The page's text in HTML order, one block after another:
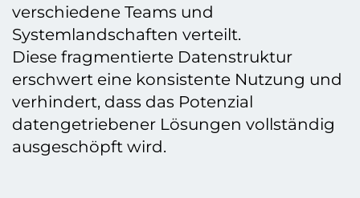
verschiedene Teams und
Systemlandschaften verteilt.
Diese fragmentierte Datenstruktur
erschwert eine konsistente Nutzung und
verhindert, dass das Potenzial
datengetriebener Lösungen vollständig
ausgeschöpft wird.